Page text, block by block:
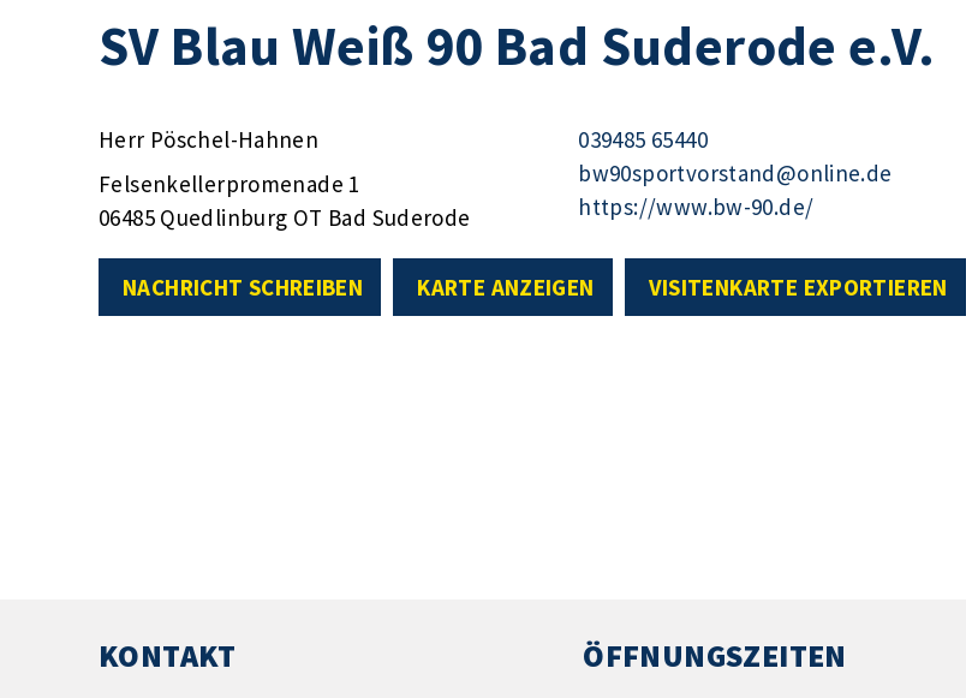
SV Blau Weiß 90 Bad Suderode e.V.
Herr Pöschel-Hahnen
Felsenkellerpromenade 1
06485 Quedlinburg OT Bad Suderode
039485 65440
bw90sportvorstand@online.de
https://www.bw-90.de/
NACHRICHT SCHREIBEN KARTE ANZEIGEN VISITENKARTE EXPORTIEREN
KONTAKT ÖFFNUNGSZEITEN